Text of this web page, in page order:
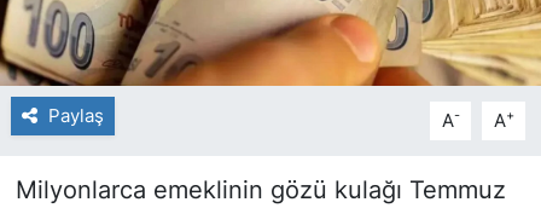
Paylaş A- A+
Milyonlarca emeklinin gözü kulağı Temmuz